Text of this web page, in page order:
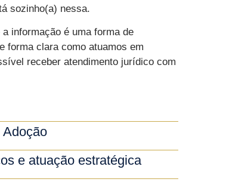
sozinho(a) nessa.
informação é uma forma de
forma clara como atuamos em
receber atendimento jurídico com
e atuação estratégica